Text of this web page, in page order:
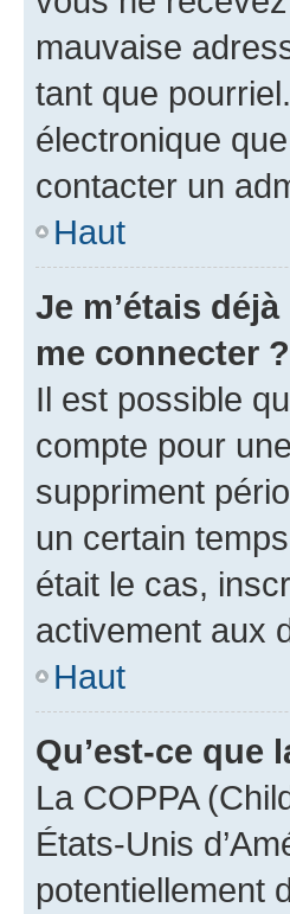
mauvaise
tant que
électronique
contacter un
Haut
Je m’étais
me connecter
Il est possible
compte pour
suppriment
un certain
était le cas,
activement aux
Haut
Qu’est-ce que
La COPPA
États-Unis
potentiellement